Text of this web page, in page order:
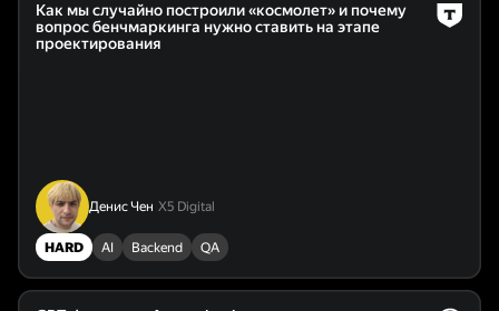
Как мы случайно построили «космолет» и почему
вопрос бенчмаркинга нужно ставить на этапе
проектирования
Денис Чен X5 Digital
HARD AI Backend QA